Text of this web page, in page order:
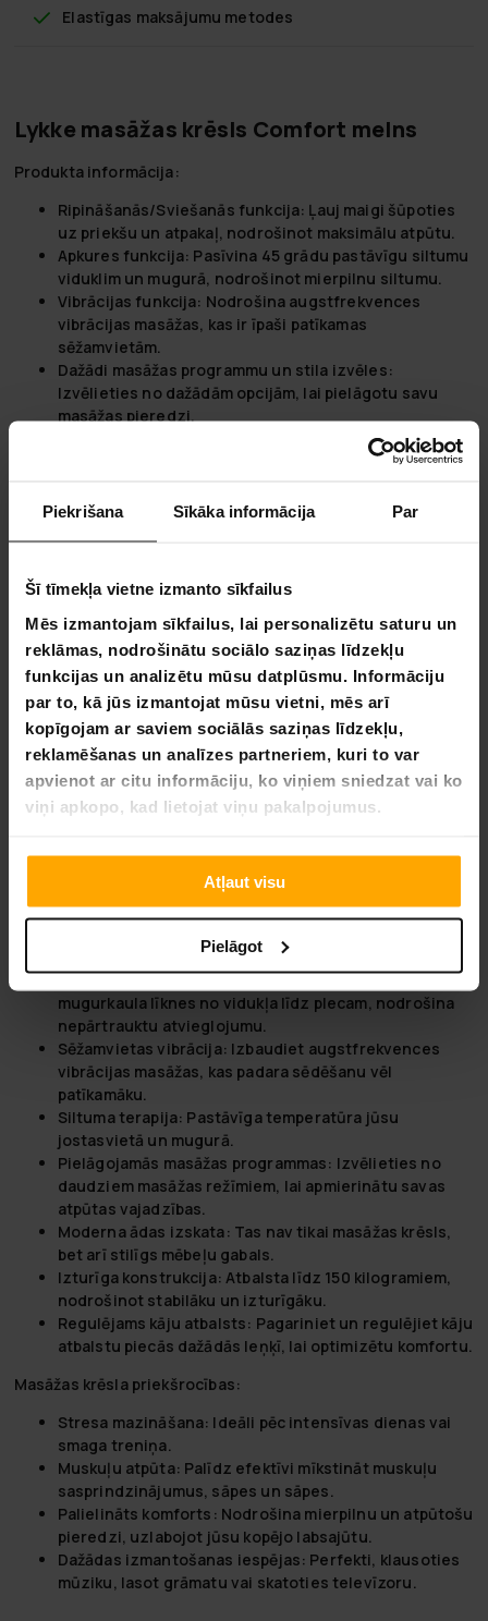
Piekrišana Sīkāka informācija Par
Šī tīmekļa vietne izmanto sīkfailus
Mēs izmantojam sīkfailus, lai personalizētu saturu un
reklāmas, nodrošinātu sociālo saziņas līdzekļu
funkcijas un analizētu mūsu datplūsmu. Informāciju
par to, kā jūs izmantojat mūsu vietni, mēs arī
kopīgojam ar saviem sociālās saziņas līdzekļu,
reklamēšanas un analīzes partneriem, kuri to var
apvienot ar citu informāciju, ko viņiem sniedzat vai ko
viņi apkopo, kad lietojat viņu pakalpojumus.
Atļaut visu
Pielāgot
Elastīgas maksājumu metodes
Lykke masāžas krēsls Comfort melns
Produkta informācija:
Ripināšanās/Sviešanās funkcija: Ļauj maigi šūpoties
uz priekšu un atpakaļ, nodrošinot maksimālu atpūtu.
Apkures funkcija: Pasīvina 45 grādu pastāvīgu siltumu
viduklim un mugurā, nodrošinot mierpilnu siltumu.
Vibrācijas funkcija: Nodrošina augstfrekvences
vibrācijas masāžas, kas ir īpaši patīkamas
sēžamvietām.
Dažādi masāžas programmu un stila izvēles:
Izvēlieties no dažādām opcijām, lai pielāgotu savu
masāžas pieredzi.
5 stāvokļi, lai atrastu savu
Pārvalka materiāls:Ilgmūžīga un stilīga simulēta āda.
Izejas spriegums: DC12V 4A.
Sertifikāti:CE, ROHS, EMC, LVD apstiprina drošību un
kvalitātes nodrošināšanu.
Produkta izmēri: 115x64x82 cm
Elektrības vada garums: 1,8m
Paku informācija:
Svars:18.5 kg
Garums:84 cm
Augstums:36.5 cm
Atklājiet neapstrīdamu atpūtu arLykke masāžas krēsls
Muguras Mīcīšana:Kustības, kas ietilpst jūsu
mugurkaula līknes no vidukļa līdz plecam, nodrošina
nepārtrauktu atvieglojumu.
Sēžamvietas vibrācija: Izbaudiet augstfrekvences
vibrācijas masāžas, kas padara sēdēšanu vēl
patīkamāku.
Siltuma terapija: Pastāvīga temperatūra jūsu
jostasvietā un mugurā.
Pielāgojamās masāžas programmas: Izvēlieties no
daudziem masāžas režīmiem, lai apmierinātu savas
atpūtas vajadzības.
Moderna ādas izskata: Tas nav tikai masāžas krēsls,
bet arī stilīgs mēbeļu gabals.
Izturīga konstrukcija: Atbalsta līdz 150 kilogramiem,
nodrošinot stabilāku un izturīgāku.
Regulējams kāju atbalsts: Pagariniet un regulējiet kāju
atbalstu piecās dažādās leņķī, lai optimizētu komfortu.
Masāžas krēsla priekšrocības:
Stresa mazināšana: Ideāli pēc intensīvas dienas vai
smaga treniņa.
Muskuļu atpūta: Palīdz efektīvi mīkstināt muskuļu
sasprindzinājumus, sāpes un sāpes.
Palielināts komforts: Nodrošina mierpilnu un atpūtošu
pieredzi, uzlabojot jūsu kopējo labsajūtu.
Dažādas izmantošanas iespējas: Perfekti, klausoties
mūziku, lasot grāmatu vai skatoties televīzoru.